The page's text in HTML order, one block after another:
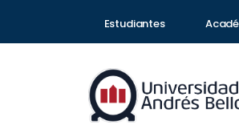
Estudiantes